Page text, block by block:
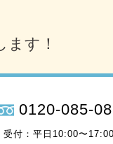
す！
0120-085-
受付：平日10:00〜